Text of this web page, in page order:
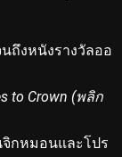
ถึงหนังรางวัลออ
to Crown (พลิก
กหมอนและโปร